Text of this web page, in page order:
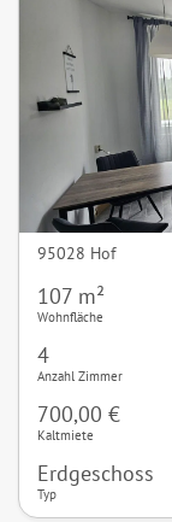
95028 Hof
107 m²
Wohnfläche
4
Anzahl Zimmer
700,00 €
Kaltmiete
Erdgeschoss
Typ